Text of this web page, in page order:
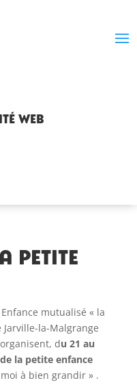
web
PETITE
mutualisé « la
Jarville-la-Malgrange
du 21 au
la petite enfance
à bien grandir » .